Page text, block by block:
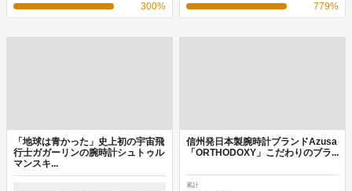
300% 779%
「地球は青かった」史上初の宇宙飛
行士ガガーリンの腕時計シュトゥル
マンスキ...
信州発日本製腕時計ブランドAzusa
「ORTHODOXY」こだわりのブラ...
累計